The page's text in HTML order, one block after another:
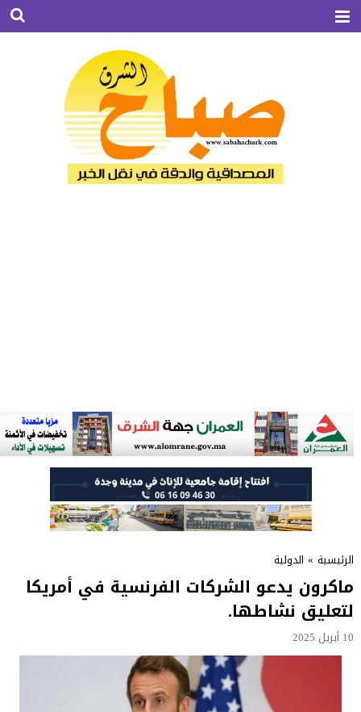
الرئيسية » الدولية
ماكرون يدعو الشركات الفرنسية في أمريكا
لتعليق نشاطها.
10 أبريل 2025